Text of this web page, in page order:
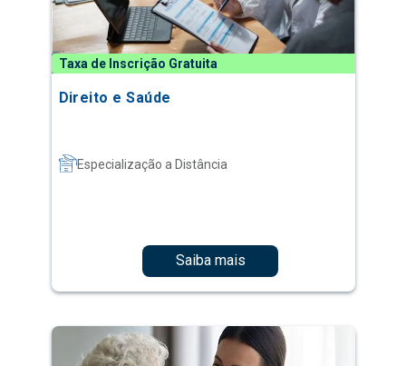
Taxa de Inscrição Gratuita
Direito e Saúde
Especialização a Distância
Saiba mais